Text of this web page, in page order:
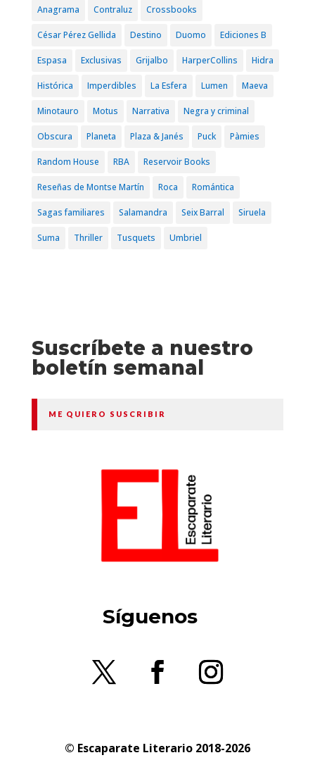
Anagrama Contraluz Crossbooks
César Pérez Gellida Destino Duomo Ediciones B
Espasa Exclusivas Grijalbo HarperCollins Hidra
Histórica Imperdibles La Esfera Lumen Maeva
Minotauro Motus Narrativa Negra y criminal
Obscura Planeta Plaza & Janés Puck Pàmies
Random House RBA Reservoir Books
Reseñas de Montse Martín Roca Romántica
Sagas familiares Salamandra Seix Barral Siruela
Suma Thriller Tusquets Umbriel
Suscríbete a nuestro
boletín semanal
ME QUIERO SUSCRIBIR
Síguenos
© Escaparate Literario 2018-2026